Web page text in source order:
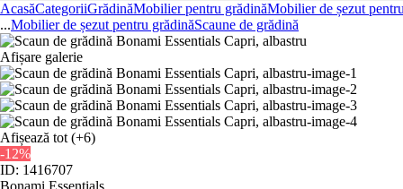
AcasăCategoriiGrădinăMobilier pentru grădinăMobilier de șezut
...Mobilier de șezut pentru grădinăScaune de grădină
Afișare galerie
Afișează tot (+6)
-12%
ID: 1416707
Bonami Essentials